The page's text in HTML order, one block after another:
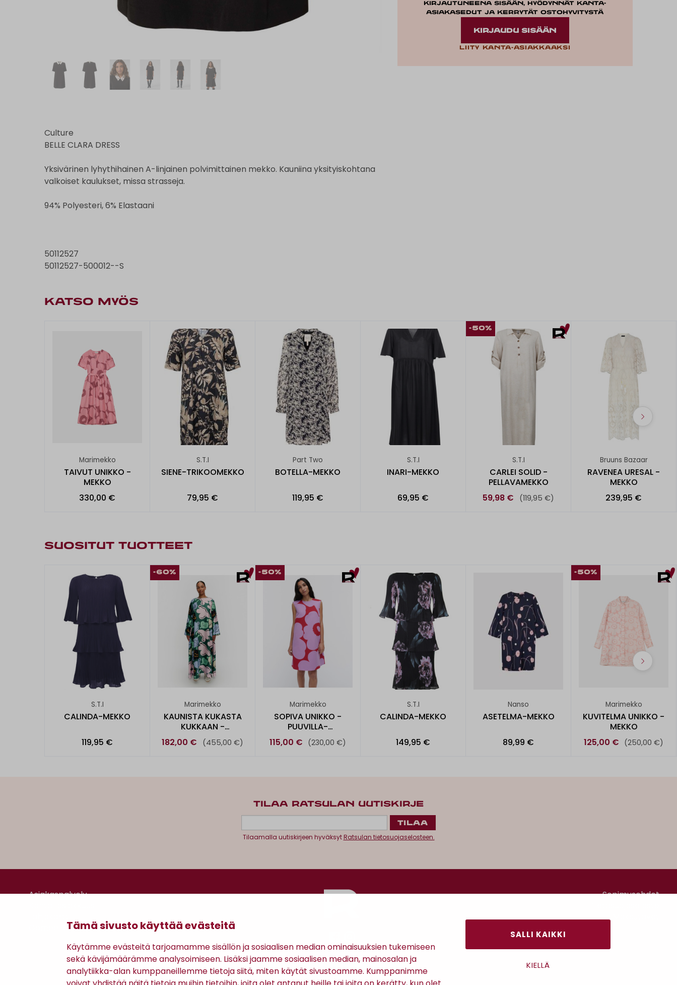
Tämä sivusto käyttää evästeitä
Käytämme evästeitä tarjoamamme sisällön ja sosiaalisen median ominaisuuksien tukemiseen
sekä kävijämäärämme analysoimiseen. Lisäksi jaamme sosiaalisen median, mainosalan ja
analytiikka-alan kumppaneillemme tietoja siitä, miten käytät sivustoamme. Kumppanimme
SALLI KAIKKI
KIELLÄ
Culture
BELLE CLARA DRESS
Yksivärinen lyhythihainen A-linjainen polvimittainen mekko. Kauniina yksityiskohtana
valkoiset kaulukset, missa strasseja.
94% Polyesteri, 6% Elastaani
50112527
50112527-500012--S
Kirjautuneena sisään, hyödynnät kanta-
asiakasedut ja kerrytät ostohyvitystä
KIRJAUDU SISÄÄN
Liity kanta-asiakkaaksi
KATSO MYÖS
Marimekko
TAIVUT UNIKKO -
MEKKO
330,00 €
S.T.I
SIENE-TRIKOOMEKKO
79,95 €
Part Two
BOTELLA-MEKKO
119,95 €
S.T.I
INARI-MEKKO
69,95 €
-50%
S.T.I
CARLEI SOLID -
PELLAVAMEKKO
59,98 €
(119,95 €)
Bruuns Bazaar
RAVENEA URESAL -
MEKKO
239,95 €
SUOSITUT TUOTTEET
S.T.I
CALINDA-MEKKO
119,95 €
-60%
Marimekko
KAUNISTA KUKASTA
KUKKAAN -
SILKKIMEKKO
182,00 € (455,00 €)
-50%
Marimekko
SOPIVA UNIKKO -
PUUVILLA-
PELLAVAMEKKO
115,00 € (230,00 €)
S.T.I
CALINDA-MEKKO
149,95 €
Nanso
ASETELMA-MEKKO
89,99 €
-50%
Marimekko
KUVITELMA UNIKKO -
MEKKO
125,00 € (250,00 €)
TILAA RATSULAN UUTISKIRJE
Tilaamalla uutiskirjeen hyväksytRatsulan tietosuojaselosteen.
Asiakaspalvelu
Gomee Ratsula Café
Antinkatu 17, 28100 Pori
Sopimusehdot